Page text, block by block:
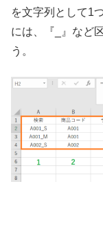
を文字列として1
には、『_』など
う。